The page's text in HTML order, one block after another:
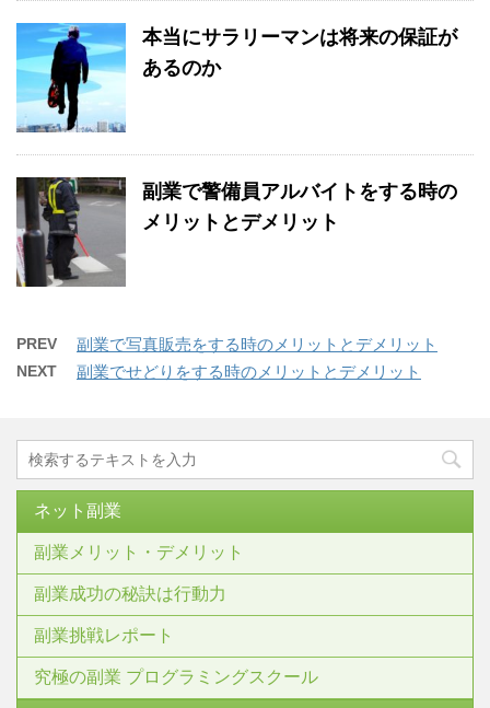
本当にサラリーマンは将来の保証が
あるのか
副業で警備員アルバイトをする時の
メリットとデメリット
PREV 副業で写真販売をする時のメリットとデメリット
NEXT 副業でせどりをする時のメリットとデメリット
ネット副業
副業メリット・デメリット
副業成功の秘訣は行動力
副業挑戦レポート
究極の副業 プログラミングスクール